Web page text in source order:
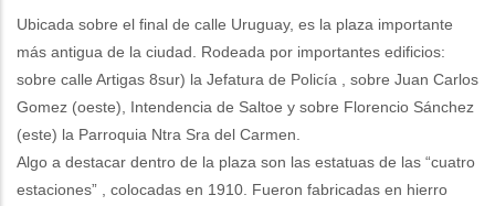
Ubicada sobre el final de calle Uruguay, es la plaza importante
más antigua de la ciudad. Rodeada por importantes edificios:
sobre calle Artigas 8sur) la Jefatura de Policía , sobre Juan Carlos
Gomez (oeste), Intendencia de Saltoe y sobre Florencio Sánchez
(este) la Parroquia Ntra Sra del Carmen.
Algo a destacar dentro de la plaza son las estatuas de las “cuatro
estaciones” , colocadas en 1910. Fueron fabricadas en hierro